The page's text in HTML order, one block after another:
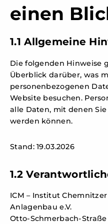
einen
1.1 Allgemeine
Die folgenden Hinweise
Überblick darüber, was
personenbezogenen
Website besuchen.
alle Daten, mit denen
werden können.
Stand: 19.03.2026
1.2
ICM – Institut
Anlagenbau e.V.
Otto-Schmerbach-Straße